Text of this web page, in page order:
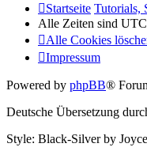
Startseite Tutorials,
Alle Zeiten sind
Alle Cookies
Impressum
Powered by phpBB®
Deutsche Übersetzung
Style: Black-Silver by